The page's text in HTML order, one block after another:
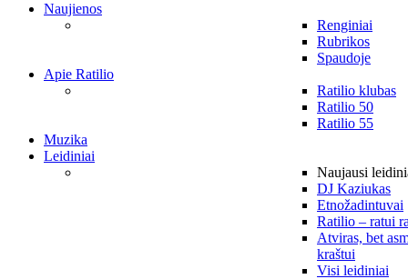
Naujienos
Renginiai
Rubrikos
Spaudoje
Apie Ratilio
Ratilio klubas
Ratilio 50
Ratilio 55
Muzika
Leidiniai
Naujausi
DJ Kaziukas
Etnožadintuvai
Ratilio – ratui
Atviras, bet
kraštui
Visi leidiniai